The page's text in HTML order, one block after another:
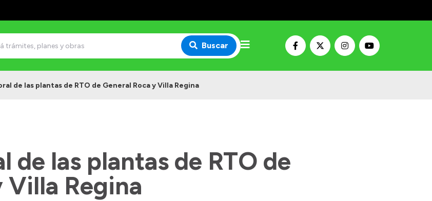
Buscar
de las plantas de RTO de General Roca y Villa Regina
de las plantas de RTO de
Villa Regina